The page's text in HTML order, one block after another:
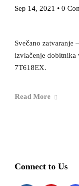
Sep 14, 2021 • 0
Svečano zatvaranje
izvlačenje
7T618EX.
Read More
Connect to Us